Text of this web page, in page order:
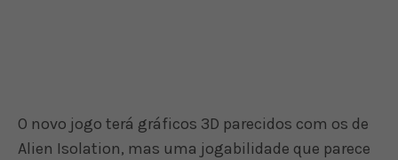
O novo jogo terá gráficos 3D parecidos com os de
Alien Isolation, mas uma jogabilidade que parece